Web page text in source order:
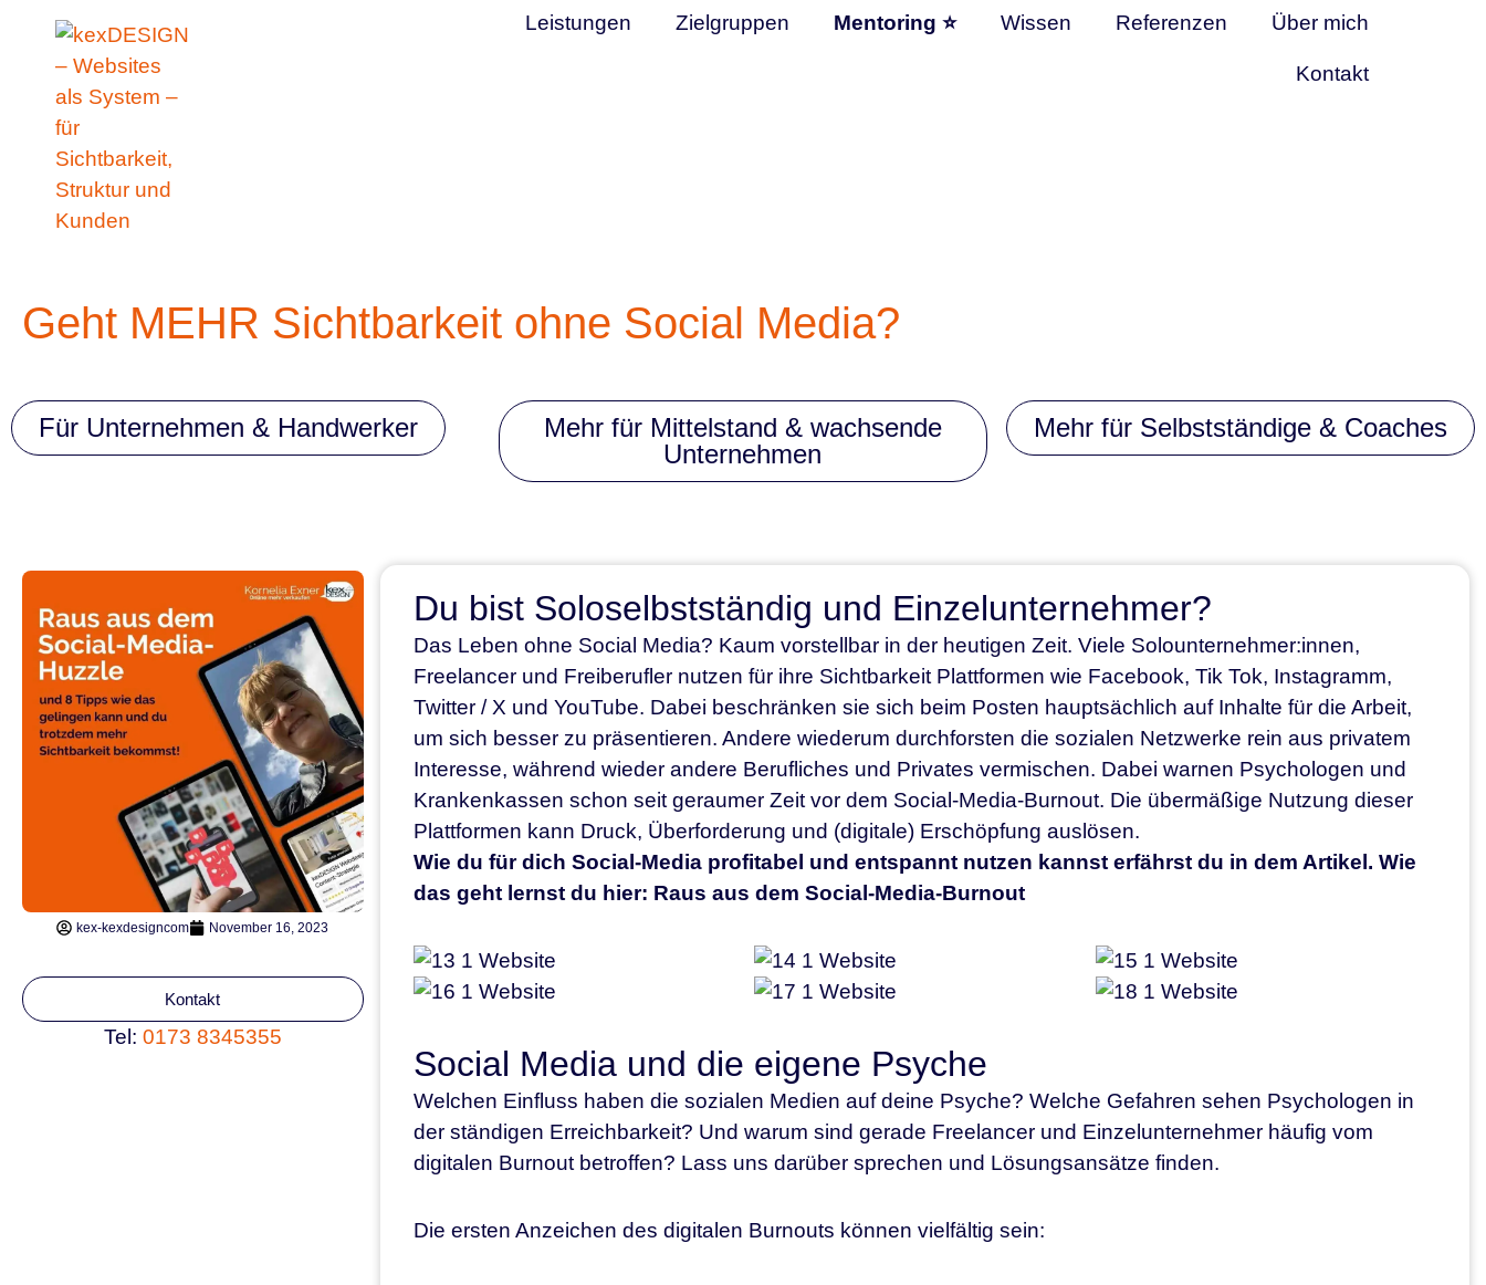
springen
springen
Leistungen Zielgruppen Mentoring ⭐ Wissen Referenzen Über mich
Kontakt
Geht MEHR Sichtbarkeit ohne Social Media?
Für Unternehmen & Handwerker
Mehr für Mittelstand & wachsende
Unternehmen
Mehr für Selbstständige & Coaches
kex-kexdesigncom November 16, 2023
Kontakt
Tel: 0173 8345355
Du bist Soloselbstständig und Einzelunternehmer?
Das Leben ohne Social Media? Kaum vorstellbar in der heutigen Zeit. Viele Solounternehmer:innen,
Freelancer und Freiberufler nutzen für ihre Sichtbarkeit Plattformen wie Facebook, Tik Tok, Instagramm,
Twitter / X und YouTube. Dabei beschränken sie sich beim Posten hauptsächlich auf Inhalte für die Arbeit,
um sich besser zu präsentieren. Andere wiederum durchforsten die sozialen Netzwerke rein aus privatem
Interesse, während wieder andere Berufliches und Privates vermischen. Dabei warnen Psychologen und
Krankenkassen schon seit geraumer Zeit vor dem Social-Media-Burnout. Die übermäßige Nutzung dieser
Plattformen kann Druck, Überforderung und (digitale) Erschöpfung auslösen.
Wie du für dich Social-Media profitabel und entspannt nutzen kannst erfährst du in dem Artikel. Wie
das geht lernst du hier: Raus aus dem Social-Media-Burnout
Social Media und die eigene Psyche
Welchen Einfluss haben die sozialen Medien auf deine Psyche? Welche Gefahren sehen Psychologen in
der ständigen Erreichbarkeit? Und warum sind gerade Freelancer und Einzelunternehmer häufig vom
digitalen Burnout betroffen? Lass uns darüber sprechen und Lösungsansätze finden.
Die ersten Anzeichen des digitalen Burnouts können vielfältig sein: